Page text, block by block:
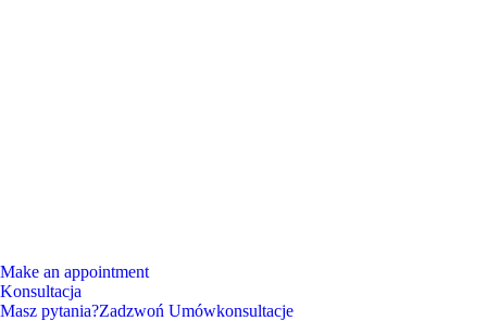
Make an appointment
Konsultacja
Masz pytania?Zadzwoń Umówkonsultacje